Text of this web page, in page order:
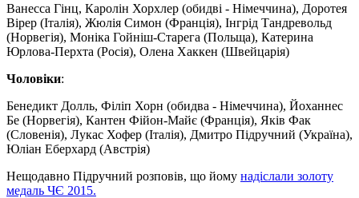
Ванесса Гінц, Каролін Хорхлер (обидві - Німеччина), Доротея
Вірер (Італія), Жюлія Симон (Франція), Інгрід Тандревольд
(Норвегія), Моніка Гойніш-Старега (Польща), Катерина
Юрлова-Перхта (Росія), Олена Хаккен (Швейцарія)
Чоловіки:
Бенедикт Долль, Філіп Хорн (обидва - Німеччина), Йоханнес
Бе (Норвегія), Кантен Фійон-Майє (Франція), Яків Фак
(Словенія), Лукас Хофер (Італія), Дмитро Підручний (Україна),
Юліан Еберхард (Австрія)
Нещодавно Підручний розповів, що йому надіслали золоту
медаль ЧЄ 2015.